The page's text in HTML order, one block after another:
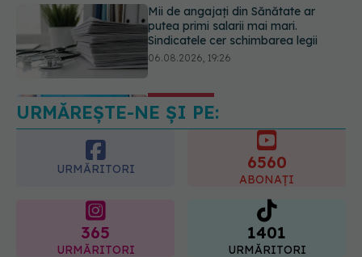
EXCLUSIV Cancerele ginecologice
care pot fi tratate fără operație. Dr.
Sorin Bogdan (SANADOR): Chirurgia
este indicată doar punctual, pentru
anumite categorii de paciente
EXCLUSIV Brahiterapie vs
radioterapie externă în cancerul
ginecologic. Dr. Sorin Bogdan
(SANADOR) explică diferența și
cum acționează tratamentul
URMĂREȘTE-NE ȘI PE:
URMĂRITORI 6560
ABONAȚI
365
URMĂRITORI
1401
URMĂRITORI